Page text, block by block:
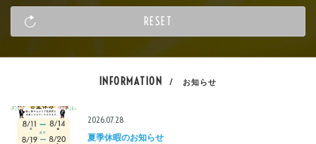
INFORMATION / お知らせ
2026.07.28
夏季休暇のお知らせ